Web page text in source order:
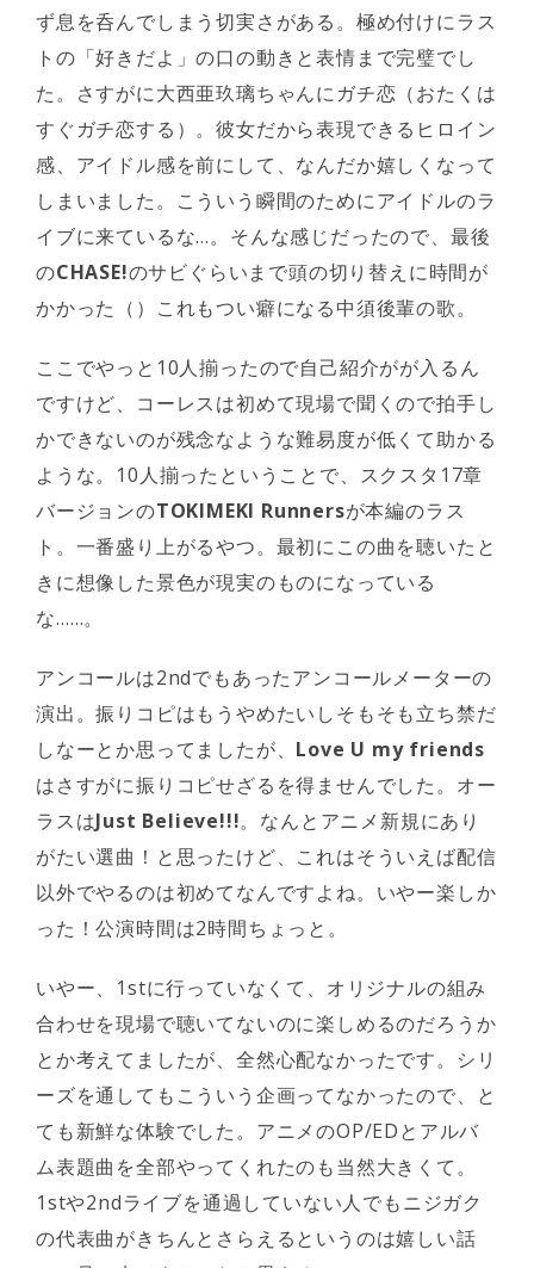
ず息を呑んでしまう切実さがある。極め付けにラス
トの「好きだよ」の口の動きと表情まで完璧でし
た。さすがに大西亜玖璃ちゃんにガチ恋（おたくは
すぐガチ恋する）。彼女だから表現できるヒロイン
感、アイドル感を前にして、なんだか嬉しくなって
しまいました。こういう瞬間のためにアイドルのラ
イブに来ているな…。そんな感じだったので、最後
のCHASE!のサビぐらいまで頭の切り替えに時間が
かかった（）これもつい癖になる中須後輩の歌。
ここでやっと10人揃ったので自己紹介がが入るん
ですけど、コーレスは初めて現場で聞くので拍手し
かできないのが残念なような難易度が低くて助かる
ような。10人揃ったということで、スクスタ17章
バージョンのTOKIMEKI Runnersが本編のラス
ト。一番盛り上がるやつ。最初にこの曲を聴いたと
きに想像した景色が現実のものになっている
な……。
アンコールは2ndでもあったアンコールメーターの
演出。振りコピはもうやめたいしそもそも立ち禁だ
しなーとか思ってましたが、 Love U my friends
はさすがに振りコピせざるを得ませんでした。オー
ラスはJust Believe!!!。なんとアニメ新規にあり
がたい選曲！と思ったけど、これはそういえば配信
以外でやるのは初めてなんですよね。いやー楽しか
った！公演時間は2時間ちょっと。
いやー、1stに行っていなくて、オリジナルの組み
合わせを現場で聴いてないのに楽しめるのだろうか
とか考えてましたが、全然心配なかったです。シリ
ーズを通してもこういう企画ってなかったので、と
ても新鮮な体験でした。アニメのOP/EDとアルバ
ム表題曲を全部やってくれたのも当然大きくて。
1stや2ndライブを通過していない人でもニジガク
の代表曲がきちんとさらえるというのは嬉しい話